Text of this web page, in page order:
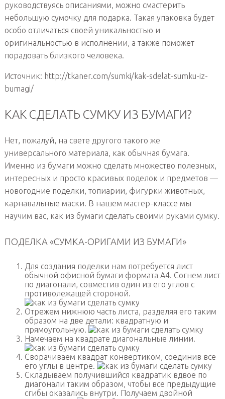
руководствуясь описаниями, можно смастерить
небольшую сумочку для подарка. Такая упаковка будет
особо отличаться своей уникальностью и
оригинальностью в исполнении, а также поможет
порадовать близкого человека.
Источник: http://tkaner.com/sumki/kak-sdelat-sumku-iz-
bumagi/
КАК СДЕЛАТЬ СУМКУ ИЗ БУМАГИ?
Нет, пожалуй, на свете другого такого же
универсального материала, как обычная бумага.
Именно из бумаги можно сделать множество полезных,
интересных и просто красивых поделок и предметов —
новогодние поделки, топиарии, фигурки животных,
карнавальные маски. В нашем мастер-классе мы
научим вас, как из бумаги сделать своими руками сумку.
ПОДЕЛКА «СУМКА-ОРИГАМИ ИЗ БУМАГИ»
Для создания поделки нам потребуется лист
обычной офисной бумаги формата А4. Согнем лист
по диагонали, совместив один из его углов с
противолежащей стороной.
Отрежем нижнюю часть листа, разделяя его таким
образом на две детали: квадратную и
прямоугольную.
Намечаем на квадрате диагональные линии.
Сворачиваем квадрат конвертиком, соединив все
его углы в центре.
Складываем получившийся квадратик вдвое по
диагонали таким образом, чтобы все предыдущие
сгибы оказались внутри. Получаем двойной